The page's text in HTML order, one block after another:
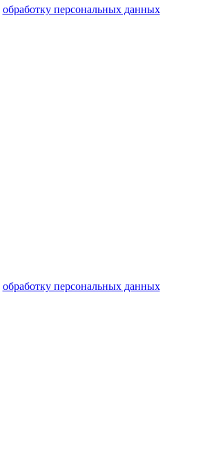
обработку персональных данных
обработку персональных данных